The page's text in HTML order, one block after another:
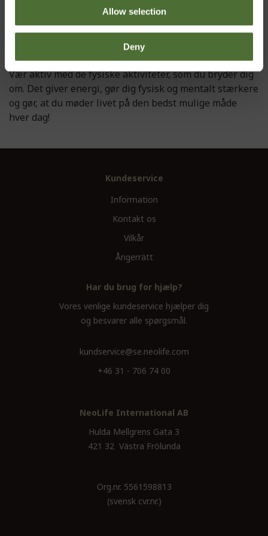
Allow selection
Deny
Vær aktiv med de fysiske aktiviteter, som du bryder dig
om. Det giver energi, gør dig fysisk og mentalt stærkere
og gør, at du møder livet på den bedst mulige måde
hver dag!
Kundeservice
Information
Kontakt os
Vilkår
Ångerrätt
Har du brug for hjælp?
Vores venlige kundeservice hjælper dig
og besvarer alle spørgsmål.
kundservice@se.neolife.com
+46 31 - 706 74 00
NeoLife International AB
Hulda Mellgrens Gata 3
421 32 Västra Frölunda
Org.nr. 5561598813
(svensk cvr.nr.)